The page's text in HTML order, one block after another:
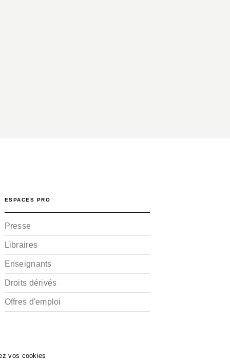
ESPACES PRO
Presse
Libraires
Enseignants
Droits dérivés
Offres d'emploi
vos cookies